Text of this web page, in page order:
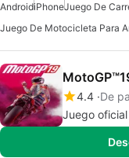
AndroidiPhoneJuego De
Juego De Motocicleta Para
4.4 De
Juego